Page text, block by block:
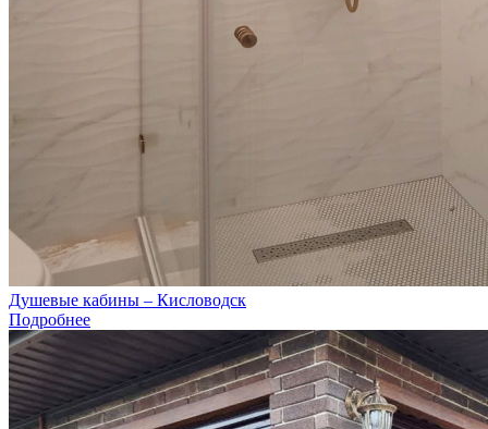
Душевые кабины – Кисловодск
Подробнее